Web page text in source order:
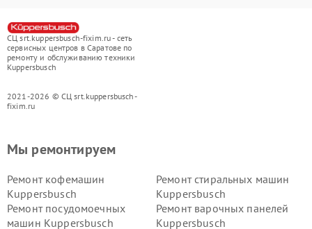
СЦ srt.kuppersbusch-fixim.ru - сеть
сервисных центров в Саратове по
ремонту и обслуживанию техники
Kuppersbusch
2021-2026 © СЦ srt.kuppersbusch-
fixim.ru
Мы ремонтируем
Ремонт кофемашин
Kuppersbusch
Ремонт стиральных машин
Kuppersbusch
Ремонт посудомоечных
машин Kuppersbusch
Ремонт варочных панелей
Kuppersbusch